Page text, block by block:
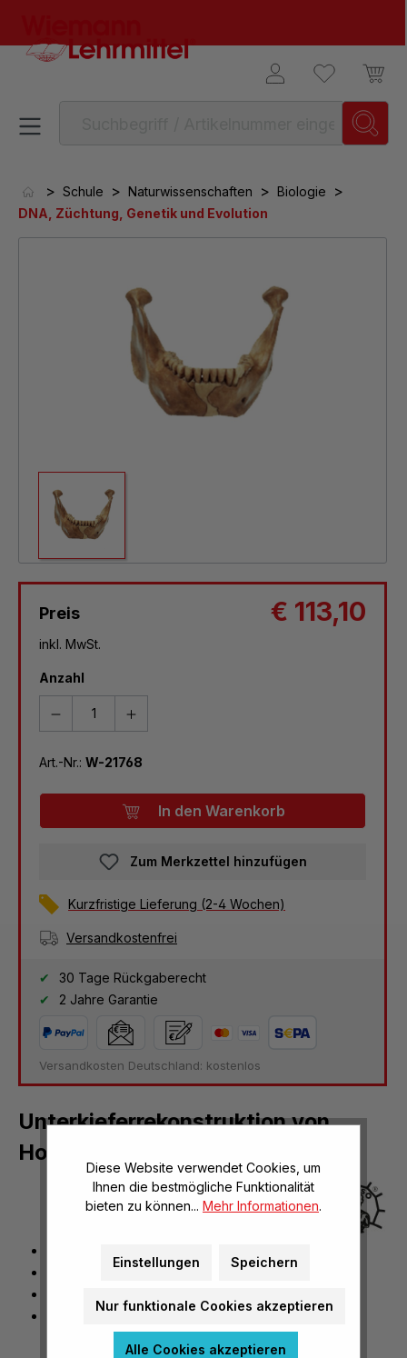
> Schule > Naturwissenschaften > Biologie >
DNA, Züchtung, Genetik und Evolution
Preis € 113,10
inkl. MwSt.
Anzahl
Art.-Nr.: W-21768
In den Warenkorb
Zum Merkzettel hinzufügen
Kurzfristige Lieferung (2-4 Wochen)
Versandkostenfrei
30 Tage Rückgaberecht
2 Jahre Garantie
Versandkosten Deutschland: kostenlos
Unterkieferrekonstruktion von
Homo heidelbergensis
unzerlegbar
Alter: ca. 500.000 - 600.000 Jahre
Diese Website verwendet Cookies, um
Ihnen die bestmögliche Funktionalität
bieten zu können... Mehr Informationen.
Einstellungen Speichern
Nur funktionale Cookies akzeptieren
Alle Cookies akzeptieren